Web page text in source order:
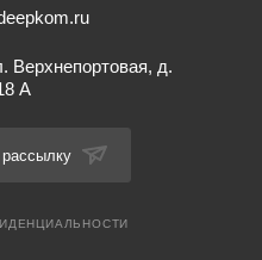
Верхнепортовая, д.
А